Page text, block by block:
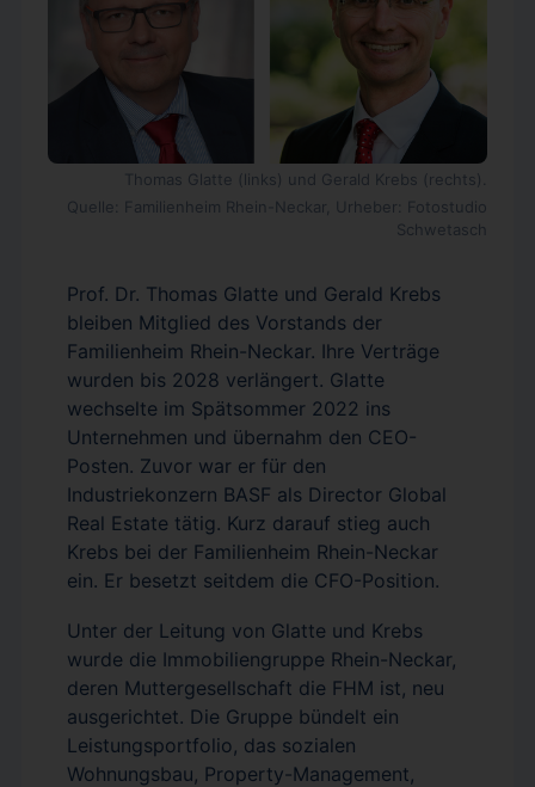
Thomas Glatte (links) und Gerald Krebs (rechts).
Quelle: Familienheim Rhein-Neckar, Urheber: Fotostudio
Schwetasch
Prof. Dr. Thomas Glatte und Gerald Krebs
bleiben Mitglied des Vorstands der
Familienheim Rhein-Neckar. Ihre Verträge
wurden bis 2028 verlängert. Glatte
wechselte im Spätsommer 2022 ins
Unternehmen und übernahm den CEO-
Posten. Zuvor war er für den
Industriekonzern BASF als Director Global
Real Estate tätig. Kurz darauf stieg auch
Krebs bei der Familienheim Rhein-Neckar
ein. Er besetzt seitdem die CFO-Position.
Unter der Leitung von Glatte und Krebs
wurde die Immobiliengruppe Rhein-Neckar,
deren Muttergesellschaft die FHM ist, neu
ausgerichtet. Die Gruppe bündelt ein
Leistungsportfolio, das sozialen
Wohnungsbau, Property-Management,